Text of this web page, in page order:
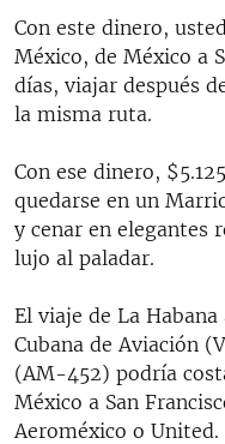
Con este dinero,
México, de México a
días, viajar después
la misma ruta.
Con ese dinero,
quedarse en un
y cenar en elegantes
lujo al paladar.
El viaje de La
Cubana de Aviación
(AM-452) podría
México a San
Aeroméxico o United.